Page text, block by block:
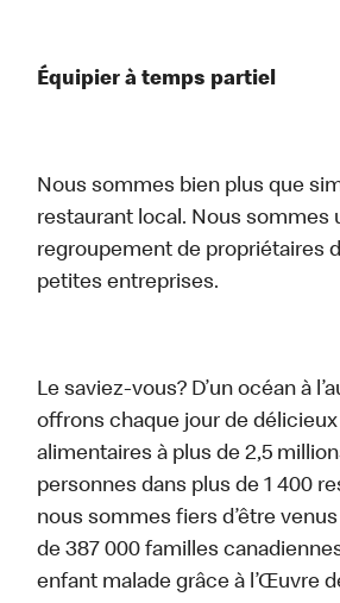
Équipier à temps partiel
Nous sommes bien plus que
restaurant local. Nous sommes
regroupement de propriétaires
petites entreprises.
Le saviez-vous? D’un océan à
offrons chaque jour de
alimentaires à plus de 2,5
personnes dans plus de 1 400
nous sommes fiers d’être
de 387 000 familles
enfant malade grâce à l’Œuvre